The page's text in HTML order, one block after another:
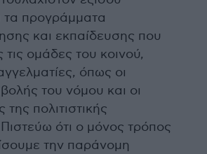
τα προγράμματα
και εκπαίδευσης που
ομάδες του κοινού,
όπως οι
του νόμου και οι
της πολιτιστικής
ότι ο μόνος τρόπος
την παράνομη